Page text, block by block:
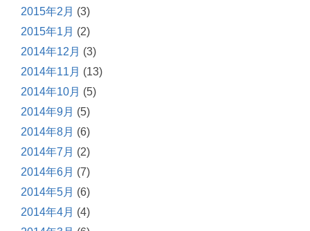
2015年2月 (3)
2015年1月 (2)
2014年12月 (3)
2014年11月 (13)
2014年10月 (5)
2014年9月 (5)
2014年8月 (6)
2014年7月 (2)
2014年6月 (7)
2014年5月 (6)
2014年4月 (4)